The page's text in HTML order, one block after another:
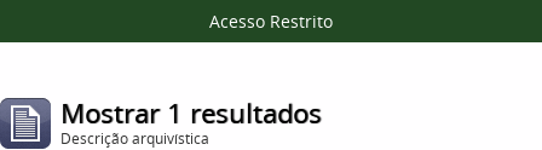
Acesso Restrito
Mostrar 1 resultados
Descrição arquivística